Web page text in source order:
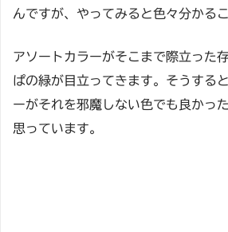
んですが、やってみると色々分かる
アソートカラーがそこまで際立った
ぱの緑が目立ってきます。そうする
ーがそれを邪魔しない色でも良かっ
思っています。